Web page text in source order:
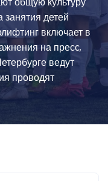
занятия детей
включает в
на пресс,
ведут
проводят